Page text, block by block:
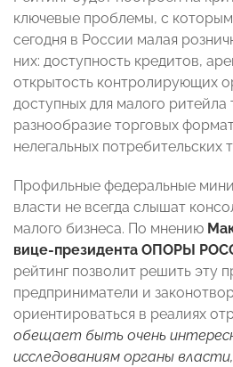
ключевые проблемы, с
сегодня в России малая
них: доступность кредитов,
открытость контролирующих
доступных для малого ритейла
разнообразие торговых
нелегальных потребительских
Профильные федеральные
власти не всегда слышат
малого бизнеса. По мнению
вице-президента ОПОРЫ
рейтинг позволит решить эту
предприниматели и
ориентироваться в реалиях
обещает быть очень
исследованиям органы